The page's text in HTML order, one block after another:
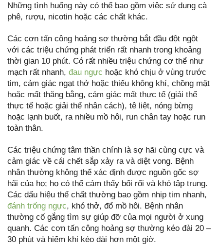
Những tình huống này có thể bao gồm việc sử dụng cà
phê, rượu, nicotin hoặc các chất khác.
Các cơn tấn công hoảng sợ thường bắt đầu đột ngột
với các triệu chứng phát triển rất nhanh trong khoảng
thời gian 10 phút. Có rất nhiều triệu chứng cơ thể như
mạch rất nhanh, đau ngực hoặc khó chịu ở vùng trước
tim, cảm giác ngạt thở hoặc thiếu không khí, chồng mặt
hoặc mất thăng bằng, cảm giác mất thực tế (giải thể
thực tế hoặc giải thể nhân cách), tê liệt, nóng bừng
hoặc lạnh buốt, ra nhiều mồ hôi, run chân tay hoặc run
toàn thân.
Các triệu chứng tâm thần chính là sợ hãi cùng cực và
cảm giác về cái chết sắp xảy ra và diệt vong. Bệnh
nhân thường không thể xác định được nguồn gốc sợ
hãi của họ; họ có thể cảm thấy bối rối và khó tập trung.
Các dấu hiệu thể chất thường bao gồm nhịp tim nhanh,
đánh trống ngực, khó thở, đổ mồ hôi. Bệnh nhân
thường cố gắng tìm sự giúp đỡ của mọi người ở xung
quanh. Các cơn tấn công hoảng sợ thường kéo đài 20 –
30 phút và hiếm khi kéo dài hơn một giờ.